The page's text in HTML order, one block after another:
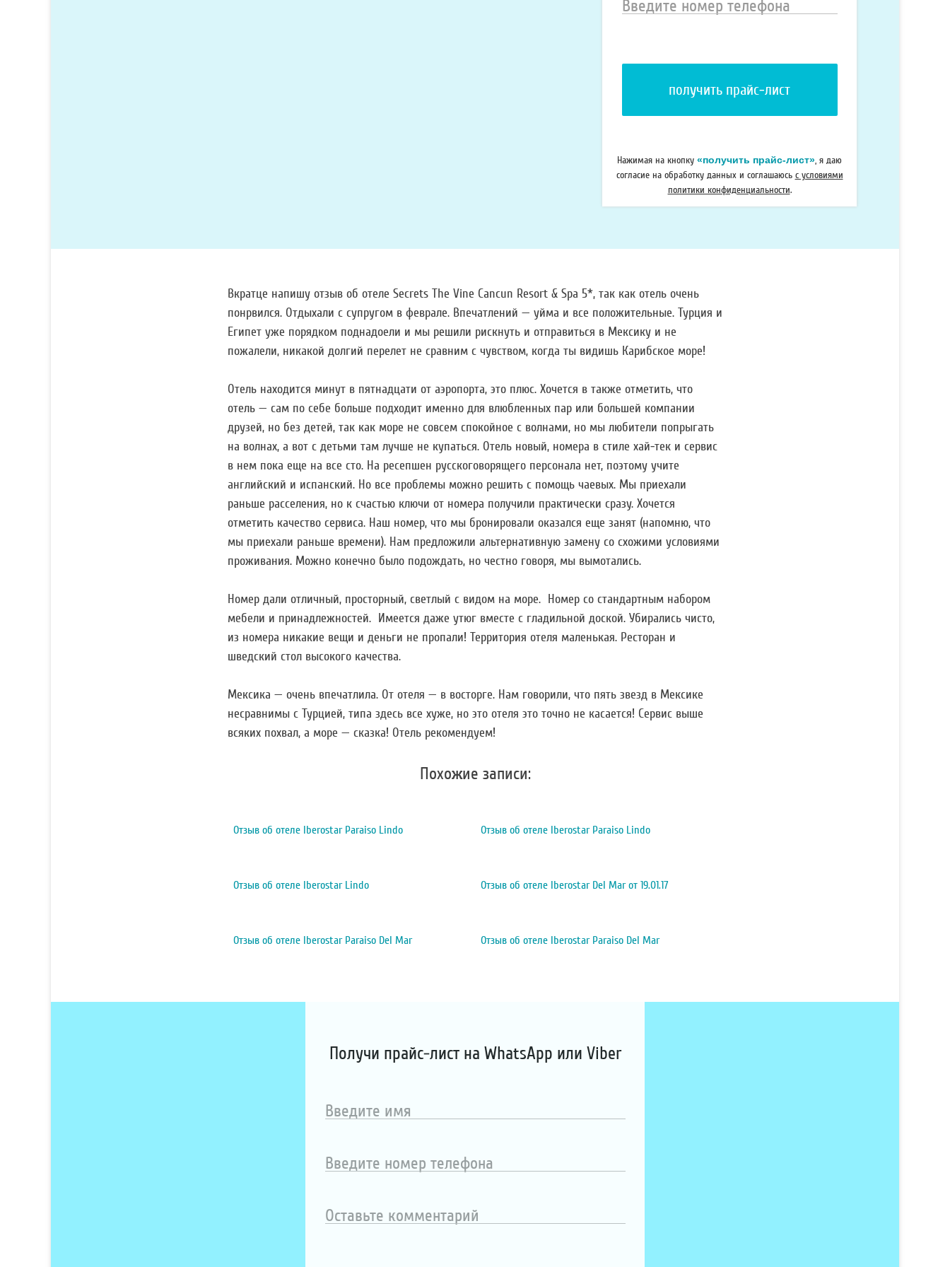
Нажимая на кнопку «получить прайс-лист», я даю
согласие на обработку данных и соглашаюсь с условиями
политики конфиденциальности.
Вкратце напишу отзыв об отеле Secrets The Vine Cancun Resort & Spa 5*, так как отель очень
понрвился. Отдыхали с супругом в феврале. Впечатлений — уйма и все положительные. Турция и
Египет уже порядком поднадоели и мы решили рискнуть и отправиться в Мексику и не
пожалели, никакой долгий перелет не сравним с чувством, когда ты видишь Карибское море!
Отель находится минут в пятнадцати от аэропорта, это плюс. Хочется в также отметить, что
отель — сам по себе больше подходит именно для влюбленных пар или большей компании
друзей, но без детей, так как море не совсем спокойное с волнами, но мы любители попрыгать
на волнах, а вот с детьми там лучше не купаться. Отель новый, номера в стиле хай-тек и сервис
в нем пока еще на все сто. На ресепшен русскоговорящего персонала нет, поэтому учите
английский и испанский. Но все проблемы можно решить с помощь чаевых. Мы приехали
раньше расселения, но к счастью ключи от номера получили практически сразу. Хочется
отметить качество сервиса. Наш номер, что мы бронировали оказался еще занят (напомню, что
мы приехали раньше времени). Нам предложили альтернативную замену со схожими условиями
проживания. Можно конечно было подождать, но честно говоря, мы вымотались.
Номер дали отличный, просторный, светлый с видом на море. Номер со стандартным набором
мебели и принадлежностей. Имеется даже утюг вместе с гладильной доской. Убирались чисто,
из номера никакие вещи и деньги не пропали! Территория отеля маленькая. Ресторан и
шведский стол высокого качества.
Мексика — очень впечатлила. От отеля — в восторге. Нам говорили, что пять звезд в Мексике
несравнимы с Турцией, типа здесь все хуже, но это отеля это точно не касается! Сервис выше
всяких похвал, а море — сказка! Отель рекомендуем!
Похожие записи:
Отзыв об отеле Iberostar Paraiso Lindo Отзыв об отеле Iberostar Paraiso Lindo
Отзыв об отеле Iberostar Lindo Отзыв об отеле Iberostar Del Mar от 19.01.17
Отзыв об отеле Iberostar Paraiso Del Mar Отзыв об отеле Iberostar Paraiso Del Mar
Получи прайс-лист на WhatsApp или Viber
Введите
Введите
Оставьте